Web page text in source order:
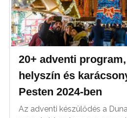
20+ adventi
helyszín és
Pesten 2024-ben
Az adventi készülődés a